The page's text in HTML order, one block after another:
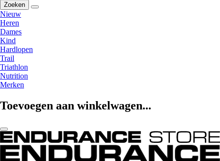
Zoeken
Nieuw
Heren
Dames
Kind
Hardlopen
Trail
Triathlon
Nutrition
Merken
Toevoegen aan winkelwagen...